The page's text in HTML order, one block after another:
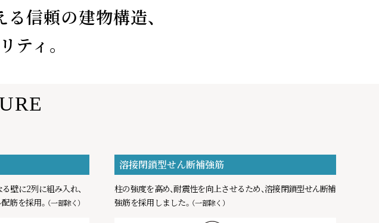
る信頼の建物構造、
ティ。
壁に2列に組み入れ、
筋を採用。 （一部除く）
溶接閉鎖型せん断補強筋
柱の強度を高め、耐震性を向上させるため、溶接閉鎖型せん断補
強筋を採用しました。 （一部除く）